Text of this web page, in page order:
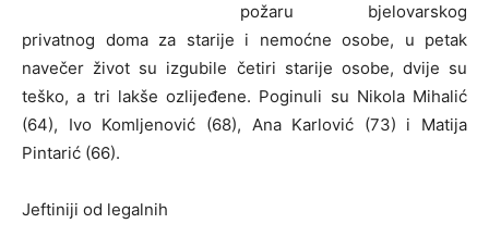
požaru bjelovarskog
privatnog doma za starije i nemoćne osobe, u petak
navečer život su izgubile četiri starije osobe, dvije su
teško, a tri lakše ozlijeđene. Poginuli su Nikola Mihalić
(64), Ivo Komljenović (68), Ana Karlović (73) i Matija
Pintarić (66).
Jeftiniji od legalnih